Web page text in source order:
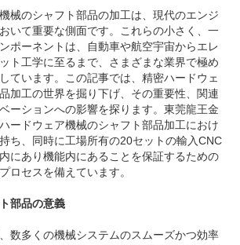
械のシャフト部品の加工は、現代のエンジ
いて重要な側面です。これらの小さく、一
ポーネントは、自動車や航空宇宙からエレ
ト工学に至るまで、さまざまな業界で極め
ています。この記事では、精密ハードウェ
加工の世界を掘り下げ、その重要性、関連
ーションへの影響を探ります。東莞龍王金
ードウェア機械のシャフト部品加工におけ
ち、同時に工場所有の20セットの輸入CNC
にあり機能内にあることを保証するための
ロセスを備えています。
部品の意義
数多くの機械システムのスムーズかつ効率